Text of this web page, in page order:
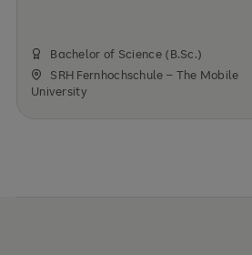
Bachelor of Science (B.Sc.)
SRH Fernhochschule – The Mobile
University